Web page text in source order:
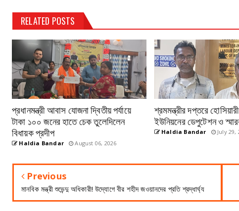
RELATED POSTS
প্রধানমন্ত্রী আবাস যোজনা দ্বিতীয় পর্যায়ে
টাকা ১০০ জনের হাতে চেক তুলেদিলেন
বিধায়ক প্রদীপ
Haldia Bandar August 06, 2026
শ্রমমন্ত্রীর দপ্তরে
ইউনিয়নের ডেপুটেশন ও
Haldia Bandar July 29,
Previous
মানবিক মন্ত্রী শুভেন্দু অধিকারী! উদ্যোগে বীর শহীদ জওয়ানদের প্রতি শ্রদ্ধার্ঘ্য